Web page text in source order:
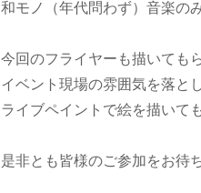
和モノ（年代問わず）音楽の
今回のフライヤーも描いても
イベント現場の雰囲気を落と
ライブペイントで絵を描いて
是非とも皆様のご参加をお待